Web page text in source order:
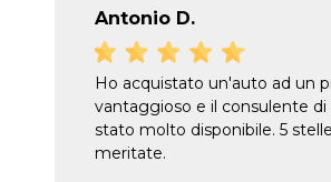
Antonio D.
Ho acquistato un'auto ad un
vantaggioso e il consulente di
stato molto disponibile. 5 stelle
meritate.